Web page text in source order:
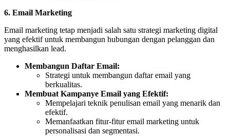
6. Email Marketing
Email marketing tetap menjadi salah satu strategi marketing digital
yang efektif untuk membangun hubungan dengan pelanggan dan
menghasilkan lead.
Membangun Daftar Email:
Strategi untuk membangun daftar email yang
berkualitas.
Membuat Kampanye Email yang Efektif:
Mempelajari teknik penulisan email yang menarik dan
efektif.
Memanfaatkan fitur-fitur email marketing untuk
personalisasi dan segmentasi.